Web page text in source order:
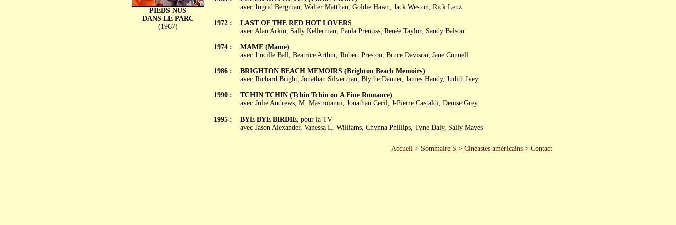
PIEDS NUS
DANS LE PARC
(1967)
1972 :
1974 :
1986 :
1990 :
1995 :
avec Ingrid Bergman, Walter Matthau, Goldie Hawn, Jack Weston, Rick Lenz
LAST OF THE RED HOT LOVERS
avec Alan Arkin, Sally Kellerman, Paula Prentiss, Renée Taylor, Sandy Balson
MAME (Mame)
avec Lucille Ball, Beatrice Arthur, Robert Preston, Bruce Davison, Jane Connell
BRIGHTON BEACH MEMOIRS (Brighton Beach Memoirs)
avec Richard Bright, Jonathan Silverman, Blythe Danner, James Handy, Judith Ivey
TCHIN TCHIN (Tchin Tchin ou A Fine Romance)
avec Julie Andrews, M. Mastroianni, Jonathan Cecil, J-Pierre Castaldi, Denise Grey
BYE BYE BIRDIE, pour la TV
avec Jason Alexander, Vanessa L. Williams, Chynna Phillips, Tyne Daly, Sally Mayes
Accueil> Sommaire S > Cinéastes américains> Contact